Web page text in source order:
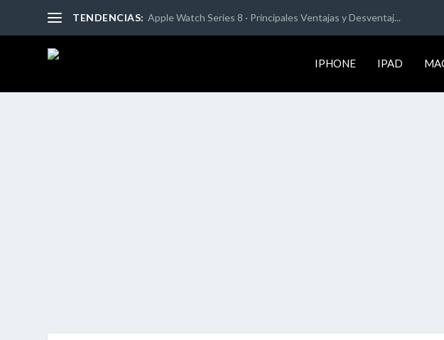
TENDENCIAS: Apple Watch Series 8 · Principales Ventajas y Desventaj...
IPHONE IPAD